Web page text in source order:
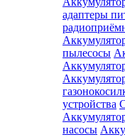
адаптеры
пылесосы
устройства
насосы